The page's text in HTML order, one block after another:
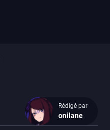
Rédigé par
onilane